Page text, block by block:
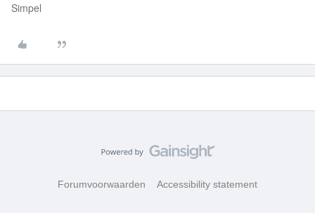
Simpel
Forumvoorwaarden Accessibility statement